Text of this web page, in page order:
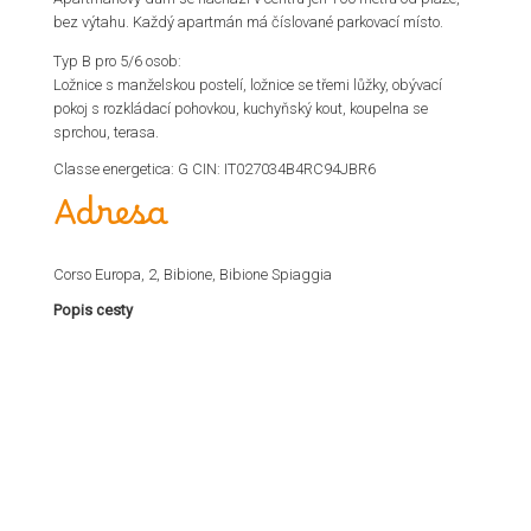
bez výtahu. Každý apartmán má číslované parkovací místo.
Typ B pro 5/6 osob:
Ložnice s manželskou postelí, ložnice se třemi lůžky, obývací
pokoj s rozkládací pohovkou, kuchyňský kout, koupelna se
sprchou, terasa.
Classe energetica: G CIN: IT027034B4RC94JBR6
Adresa
Corso Europa, 2, Bibione, Bibione Spiaggia
Popis cesty